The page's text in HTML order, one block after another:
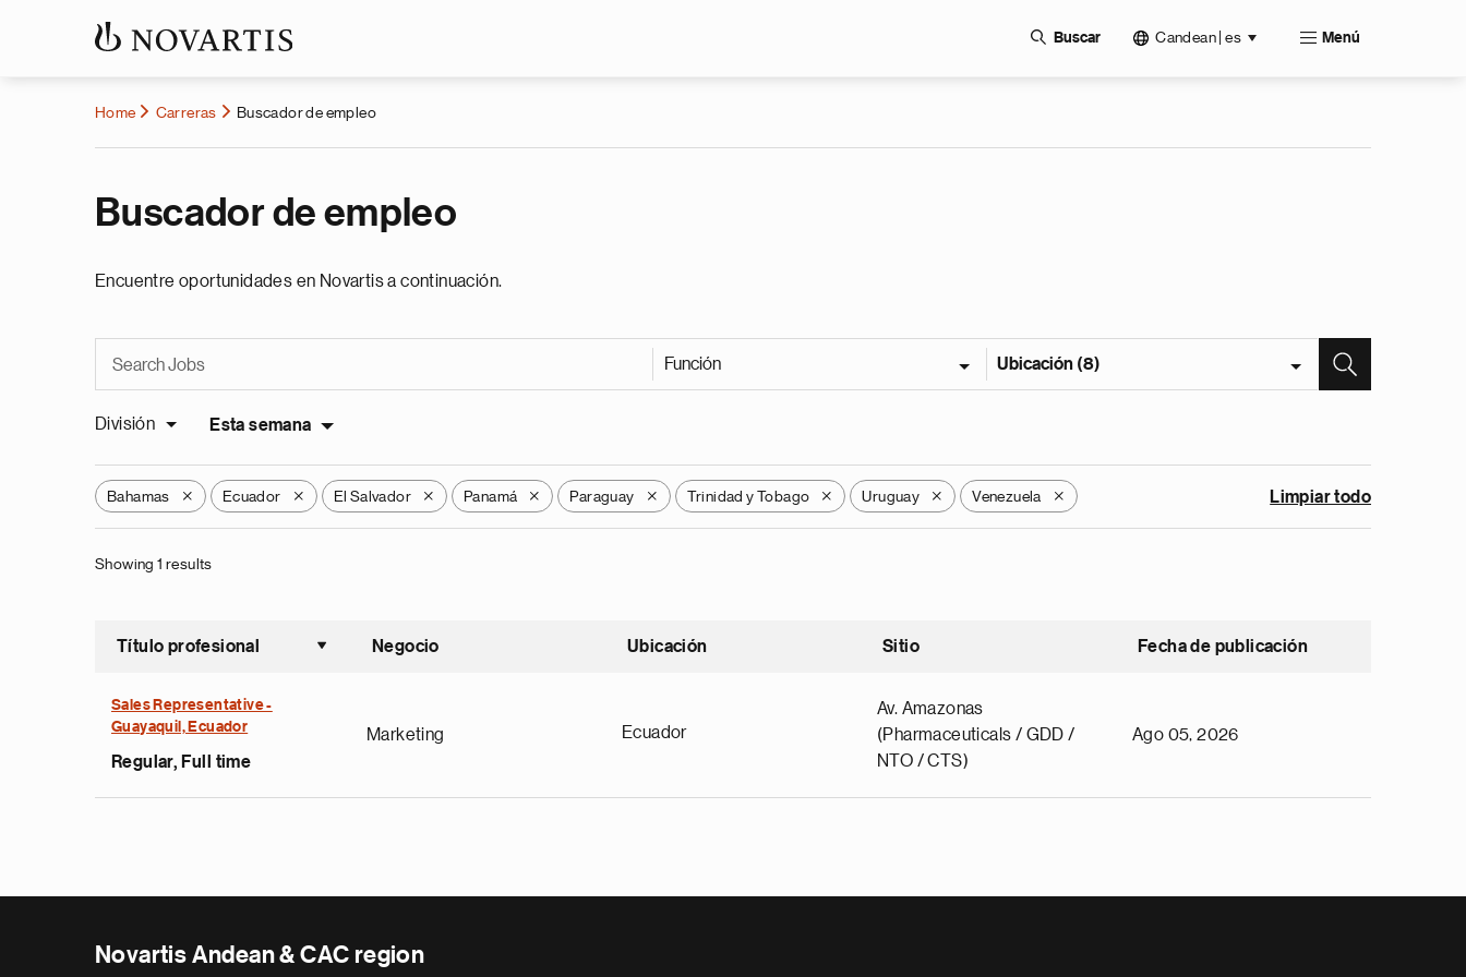
Buscar Candean | es Menú
Home Carreras Buscador de empleo
Buscador de empleo
Encuentre oportunidades en Novartis a continuación.
Función Ubicación (8)
División Esta semana
Bahamas X Ecuador X El Salvador X Panamá X Paraguay X Trinidad y Tobago X Uruguay X Venezuela X Limpiar todo
Showing 1 results
Título profesional
Ordenar ascendente
Negocio Ubicación Sitio Fecha de publicación
Sales Representative -
Guayaquil, Ecuador
Regular, Full time
Marketing Ecuador
Av. Amazonas
(Pharmaceuticals / GDD /
NTO / CTS)
Ago 05, 2026
Novartis Andean & CAC region